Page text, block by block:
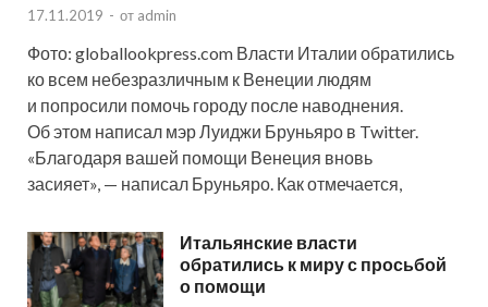
17.11.2019 - от admin
Фото: globallookpress.com Власти Италии обратились
ко всем небезразличным к Венеции людям
и попросили помочь городу после наводнения.
Об этом написал мэр Луиджи Бруньяро в Twitter.
«Благодаря вашей помощи Венеция вновь
засияет», — написал Бруньяро. Как отмечается,
Итальянские власти
обратились к миру с просьбой
о помощи